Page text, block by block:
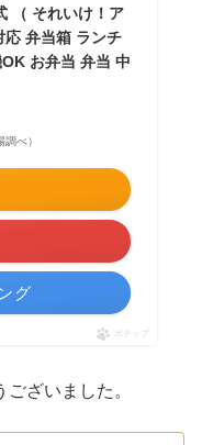
（ それいけ！ア
応 弁当箱 ランチ
お弁当 弁当 中
べ）
グ
ポチップ
ざいました。